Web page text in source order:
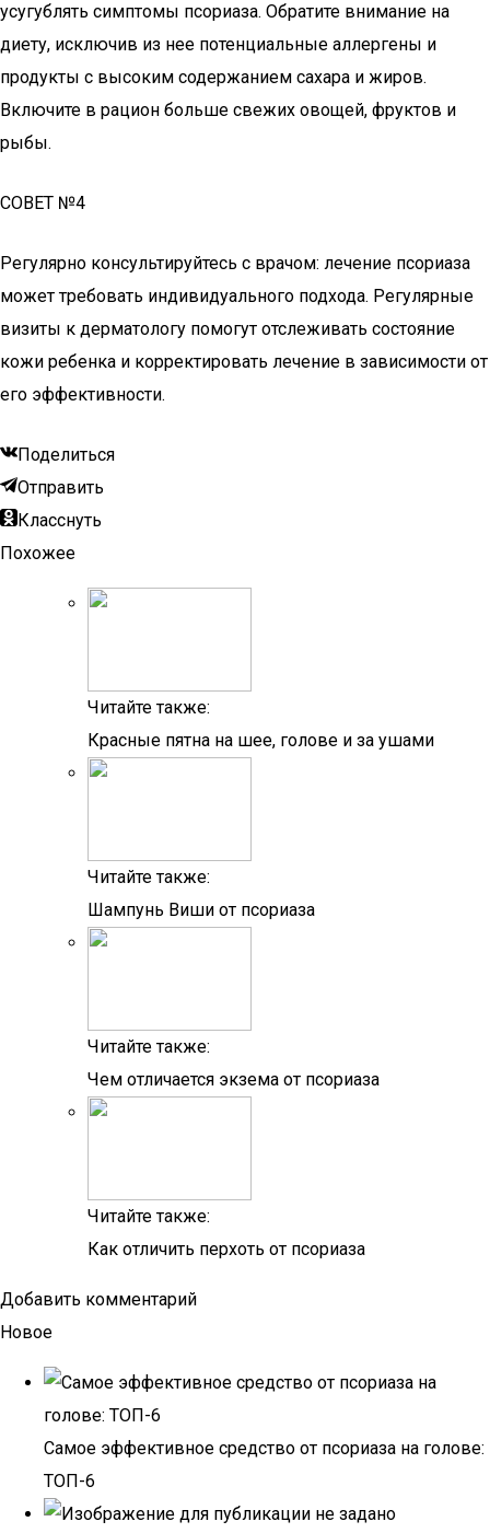
усугублять симптомы псориаза. Обратите внимание на
диету, исключив из нее потенциальные аллергены и
продукты с высоким содержанием сахара и жиров.
Включите в рацион больше свежих овощей, фруктов и
рыбы.
СОВЕТ №4
Регулярно консультируйтесь с врачом: лечение псориаза
может требовать индивидуального подхода. Регулярные
визиты к дерматологу помогут отслеживать состояние
кожи ребенка и корректировать лечение в зависимости от
его эффективности.
Поделиться
Отправить
Класснуть
Похожее
Читайте также:
Красные пятна на шее, голове и за ушами
Читайте также:
Шампунь Виши от псориаза
Читайте также:
Чем отличается экзема от псориаза
Читайте также:
Как отличить перхоть от псориаза
Добавить комментарий
Новое
Самое эффективное средство от псориаза на голове:
ТОП-6